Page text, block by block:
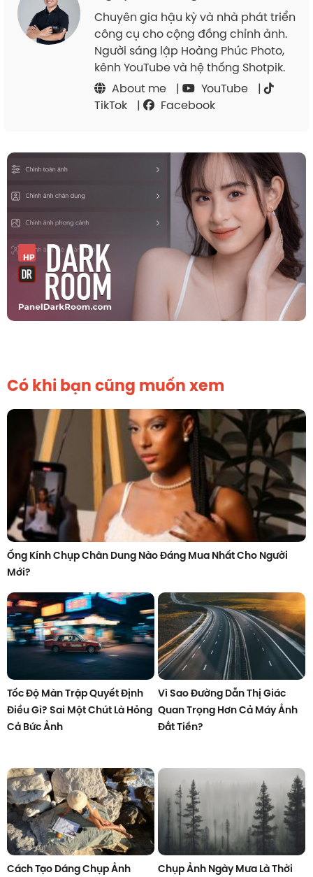
Chuyên gia hậu kỳ và nhà phát triển
công cụ cho cộng đồng chỉnh ảnh.
Người sáng lập Hoàng Phúc Photo,
kênh YouTube và hệ thống Shotpik.
About me
| YouTube
|
TikTok
| Facebook
Có khi bạn cũng muốn xem
Ống Kính Chụp Chân Dung Nào Đáng Mua Nhất Cho Người
Mới?
Tốc Độ Màn Trập Quyết Định
Điều Gì? Sai Một Chút Là Hỏng
Cả Bức Ảnh
Vì Sao Đường Dẫn Thị Giác
Quan Trọng Hơn Cả Máy Ảnh
Đắt Tiền?
Cách Tạo Dáng Chụp Ảnh
Chụp Ảnh Ngày Mưa Là Thời